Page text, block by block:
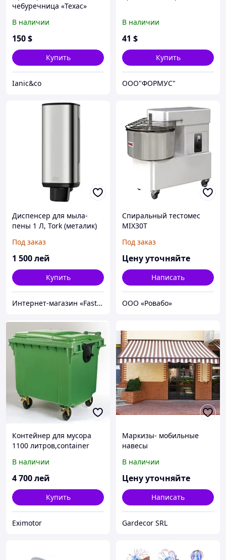
чебуречница «Техас»
В наличии
150$
Купить
Ianic&co
В наличии
41 $
Купить
ООО"ФОРМУС"
Диспенсер для мыла-
пены 1 Л, Tork (металик)
Под заказ
1 500лей
Купить
Интернет-магазин «FastShop»
Спиральный тестомес
MIX30T
Под заказ
Цену уточняйте
Написать
ООО «Ровабо»
Контейнер для мусора
1100 литров,container
В наличии
4 700лей
Купить
Eximotor
Маркизы- мобильные
навесы
В наличии
Цену уточняйте
Написать
Gardecor SRL